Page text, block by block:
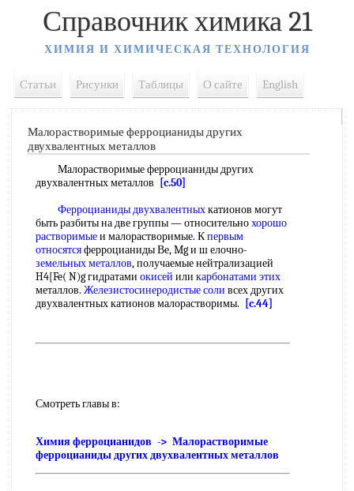
Справочник химика 21
ХИМИЯ И ХИМИЧЕСКАЯ ТЕХНОЛОГИЯ
Статьи Рисунки Таблицы О сайте English
Малорастворимые ферроцианиды других
двухвалентных металлов
Малорастворимые ферроцианиды других
двухвалентных металлов
[c.50]
Ферроцианиды двухвалентныхкатионов могут
быть разбиты на две группы — относительнохорошо
растворимыеи малорастворимые. Кпервым
относятсяферроцианиды Ве, Mg и ш елочно-
земельных металлов, получаемые нейтрализацией
H4[Fe( N)g гидратами окисей или карбонатами этих
металлов. Железистосинеродистые соли всех других
двухвалентных катионов малорастворимы.
[c.44]
Смотреть главы в:
Химия ферроцианидов -> Малорастворимые
ферроцианиды других двухвалентных металлов